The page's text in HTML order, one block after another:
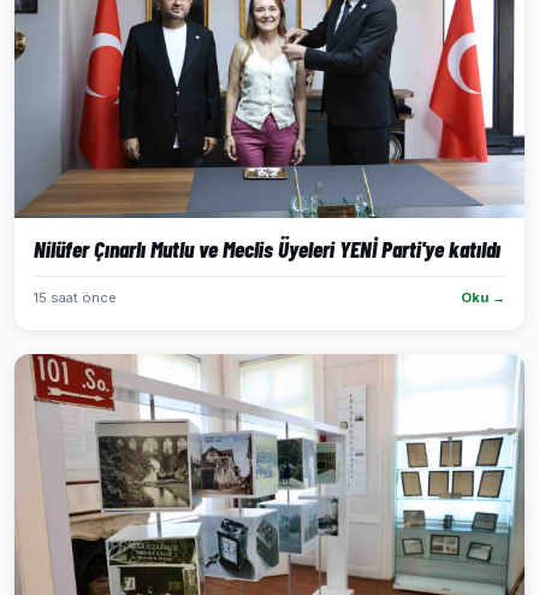
Nilüfer Çınarlı Mutlu ve Meclis Üyeleri YENİ Parti'ye katıldı
15 saat önce Oku →